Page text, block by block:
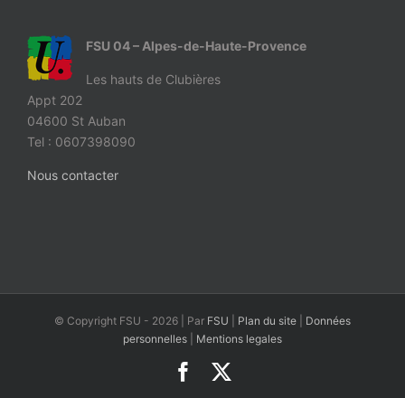
FSU 04 – Alpes-de-Haute-Provence
Les hauts de Clubières
Appt 202
04600 St Auban
Tel : 0607398090
Nous contacter
© Copyright FSU - 2026 | Par FSU Plan du site
Données
personnelles
Mentions legales
Facebook